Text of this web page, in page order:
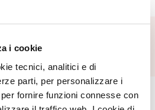
i cookie
tecnici, analitici e di
parti, per personalizzare i
fornire funzioni connesse con
MY PROFILE
Account Information